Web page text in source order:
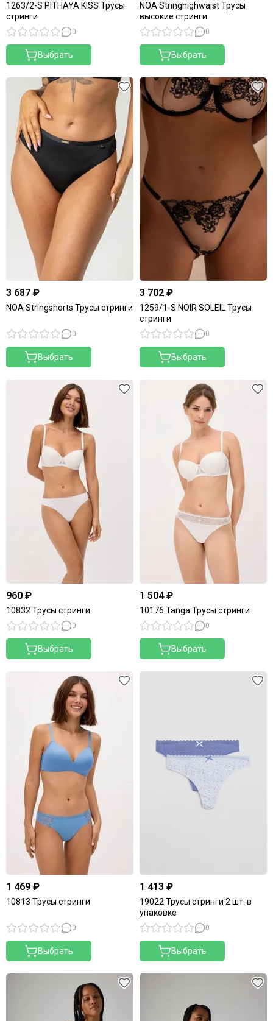
1263/2-S PITHAYA KISS Трусы
стринги
0
Выбрать
NOA Stringhighwaist Трусы
высокие стринги
0
Выбрать
3 687 ₽
NOA Stringshorts Трусы стринги
0
Выбрать
3 702 ₽
1259/1-S NOIR SOLEIL Трусы
стринги
0
Выбрать
960 ₽
10832 Трусы стринги
0
Выбрать
1 504 ₽
10176 Tanga Трусы стринги
0
Выбрать
1 469 ₽
10813 Трусы стринги
0
Выбрать
1 413 ₽
19022 Трусы стринги 2 шт. в
упаковке
0
Выбрать